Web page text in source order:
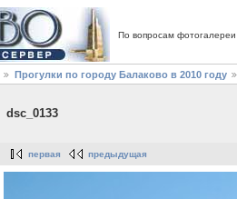
По вопросам
Прогулки по городу Балаково в 2010 году
dsc_0133
первая предыдущая